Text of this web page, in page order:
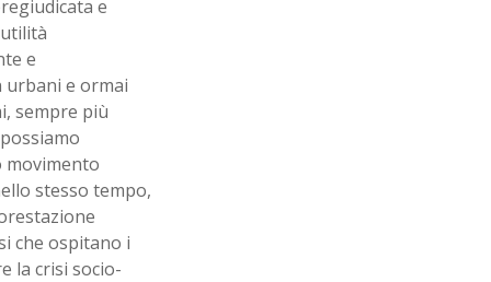
e
e
urbani e ormai
sempre più
movimento
stesso tempo,
che ospitano i
la crisi socio-